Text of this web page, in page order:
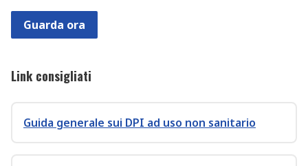
Guarda ora
Link consigliati
Guida generale sui DPI ad uso non sanitario